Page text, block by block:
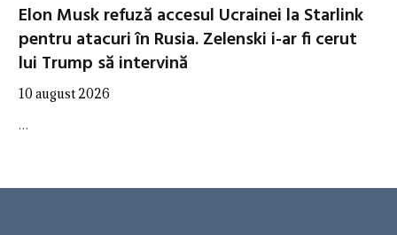
Elon Musk refuză accesul Ucrainei la Starlink
pentru atacuri în Rusia. Zelenski i-ar fi cerut
lui Trump să intervină
10 august 2026
…